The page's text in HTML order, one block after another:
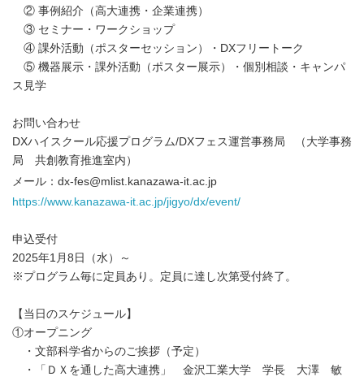
② 事例紹介（高大連携・企業連携）
③ セミナー・ワークショップ
④ 課外活動（ポスターセッション）・DXフリートーク
⑤ 機器展示・課外活動（ポスター展示）・個別相談・キャンパ
ス見学
お問い合わせ
DXハイスクール応援プログラム/DXフェス運営事務局 （大学事務
局 共創教育推進室内）
メール：dx-fes@mlist.kanazawa-it.ac.jp
https://www.kanazawa-it.ac.jp/jigyo/dx/event/
申込受付
2025年1月8日（水）～
※プログラム毎に定員あり。定員に達し次第受付終了。
【当日のスケジュール】
①オープニング
・文部科学省からのご挨拶（予定）
・「ＤＸを通した高大連携」 金沢工業大学 学長 大澤 敏